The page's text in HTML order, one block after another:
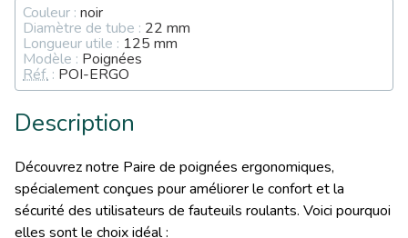
Couleur : noir
Diamètre de tube : 22 mm
Longueur utile : 125 mm
Modèle : Poignées
Réf. : POI-ERGO
Description
Découvrez notre Paire de poignées ergonomiques,
spécialement conçues pour améliorer le confort et la
sécurité des utilisateurs de fauteuils roulants. Voici pourquoi
elles sont le choix idéal :